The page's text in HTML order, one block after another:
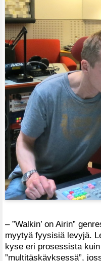
– ”Walkin’ on Airin”
myytyä fyysisiä levyjä.
kyse eri prosessista
”multitäskäyksessä”,